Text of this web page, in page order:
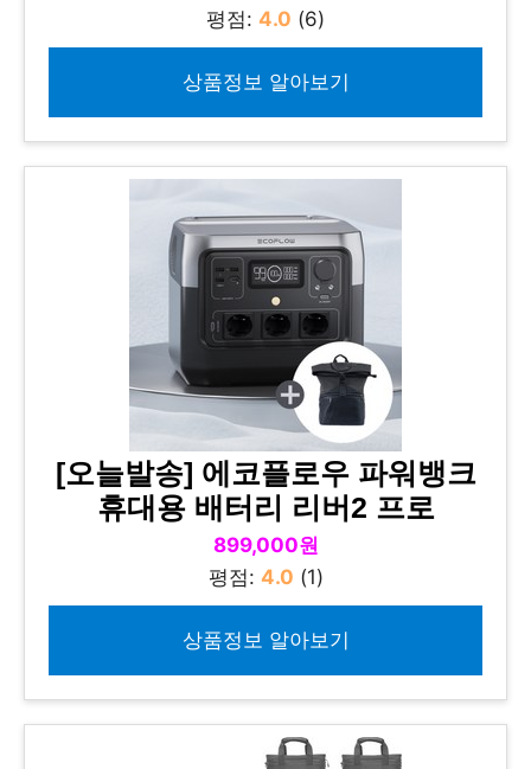
평점: 4.0 (6)
상품정보 알아보기
[오늘발송] 에코플로우 파워뱅크
휴대용 배터리 리버2 프로
899,000원
평점: 4.0 (1)
상품정보 알아보기